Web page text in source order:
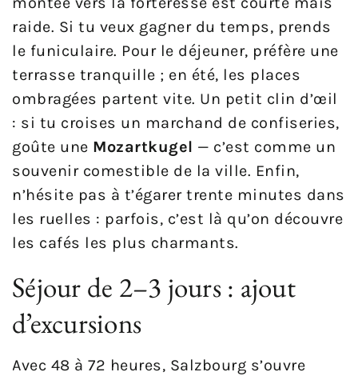
raide. Si tu veux gagner du temps, prends
le funiculaire. Pour le déjeuner, préfère une
terrasse tranquille ; en été, les places
ombragées partent vite. Un petit clin d’œil
: si tu croises un marchand de confiseries,
goûte une Mozartkugel — c’est comme un
souvenir comestible de la ville. Enfin,
n’hésite pas à t’égarer trente minutes dans
les ruelles : parfois, c’est là qu’on découvre
les cafés les plus charmants.
Séjour de 2–3 jours : ajout
d’excursions
Avec 48 à 72 heures, Salzbourg s’ouvre